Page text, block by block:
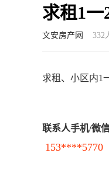
求租1
文安房产网 332
求租、小区内1
联系人手机/微信
153****5770